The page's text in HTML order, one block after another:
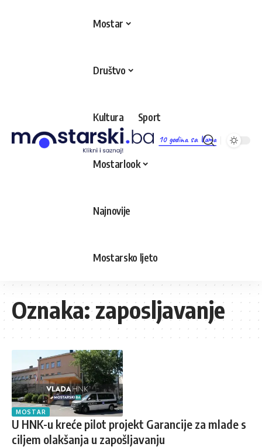
10 godina sa Vama
Mostar
Društvo
Kultura Sport
Mostarlook
Najnovije
Mostarsko ljeto
Oznaka:zaposljavanje
MOSTAR
U HNK-u kreće pilot projekt Garancije za mlade s
ciljem olakšanja u zapošljavanju